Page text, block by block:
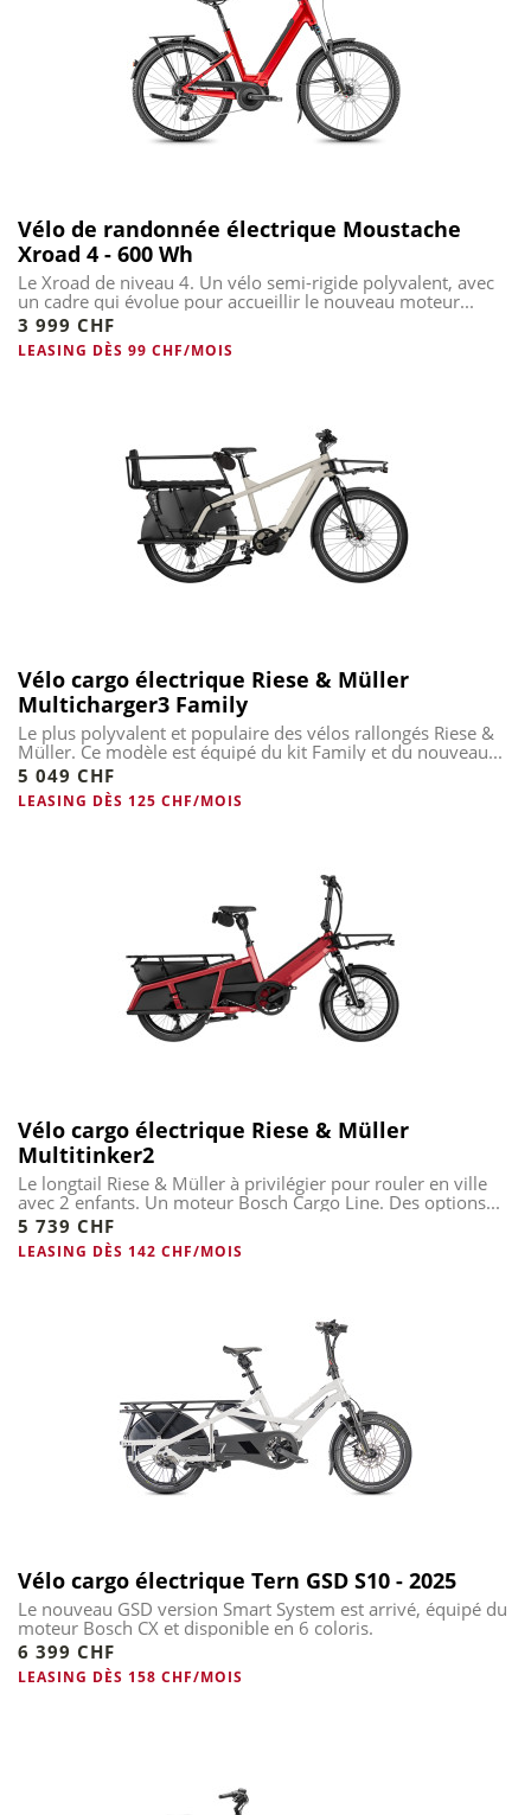
Vélo de randonnée électrique Moustache
Xroad 4 - 600 Wh
Le Xroad de niveau 4. Un vélo semi-rigide polyvalent, avec
un cadre qui évolue pour accueillir le nouveau moteur...
3 999 CHF
LEASING DÈS 99 CHF/MOIS
Vélo cargo électrique Riese & Müller
Multicharger3 Family
Le plus polyvalent et populaire des vélos rallongés Riese &
Müller. Ce modèle est équipé du kit Family et du nouveau...
5 049 CHF
LEASING DÈS 125 CHF/MOIS
Vélo cargo électrique Riese & Müller
Multitinker2
Le longtail Riese & Müller à privilégier pour rouler en ville
avec 2 enfants. Un moteur Bosch Cargo Line. Des options...
5 739 CHF
LEASING DÈS 142 CHF/MOIS
Vélo cargo électrique Tern GSD S10 - 2025
Le nouveau GSD version Smart System est arrivé, équipé du
moteur Bosch CX et disponible en 6 coloris.
6 399 CHF
LEASING DÈS 158 CHF/MOIS